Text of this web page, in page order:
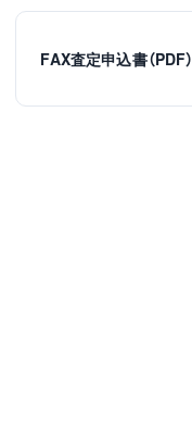
FAX査定申込書（PDF）